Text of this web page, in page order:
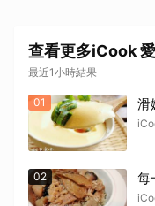
查看更多iCook
最近1小時結果
01 滑
02 每